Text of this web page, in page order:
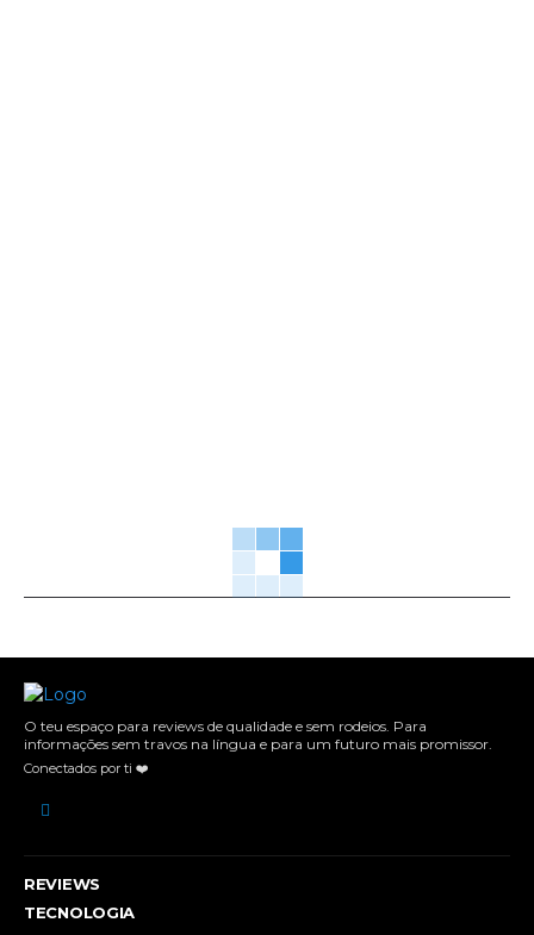
O teu espaço para reviews de qualidade e sem rodeios. Para
informações sem travos na língua e para um futuro mais promissor.
Conectados por ti ❤️
REVIEWS
TECNOLOGIA